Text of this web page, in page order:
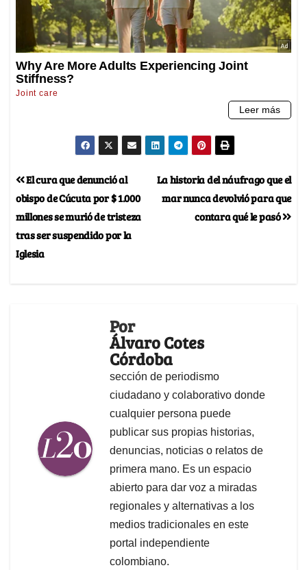
La historia del náufrago que el
mar nunca devolvió para que
contara qué le pasó
El cura que denunció al
obispo de Cúcuta por $ 1.000
millones se murió de tristeza
tras ser suspendido por la
Iglesia
Por
Álvaro Cotes
Córdoba
sección de periodismo
ciudadano y colaborativo donde
cualquier persona puede
publicar sus propias historias,
denuncias, noticias o relatos de
primera mano. Es un espacio
abierto para dar voz a miradas
regionales y alternativas a los
medios tradicionales en este
portal independiente
colombiano.